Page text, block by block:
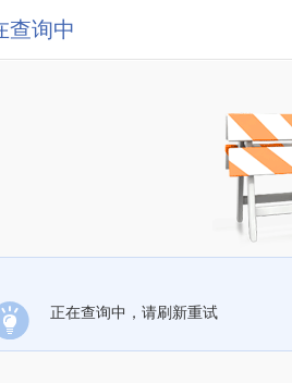
查询中
正在查询中，请刷新重试